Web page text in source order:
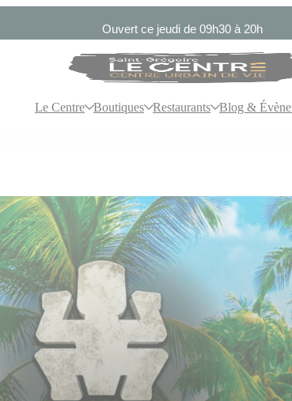
Ouvert ce jeudi de 09h30 à 20h
Le Centre Boutiques Restaurants Blog &